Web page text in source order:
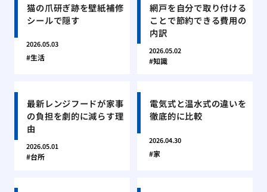
猫の爪研ぎ跡を壁紙補修
シールで隠す
2026.05.03
生活
網戸を自分で取り付ける
ことで節約できる費用の
内訳
2026.05.02
知識
最新レンジフードが家事
の負担を劇的に減らす理
由
2026.05.01
台所
電気式と温水式の違いを
徹底的に比較
2026.04.30
家